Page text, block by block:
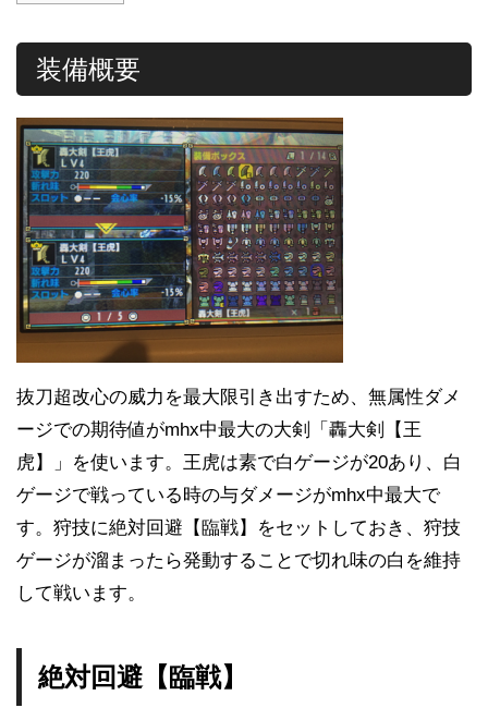
装備概要
抜刀超改心の威力を最大限引き出すため、無属性ダメ
ージでの期待値がmhx中最大の大剣「轟大剣【王
虎】」を使います。王虎は素で白ゲージが20あり、白
ゲージで戦っている時の与ダメージがmhx中最大で
す。狩技に絶対回避【臨戦】をセットしておき、狩技
ゲージが溜まったら発動することで切れ味の白を維持
して戦います。
絶対回避【臨戦】